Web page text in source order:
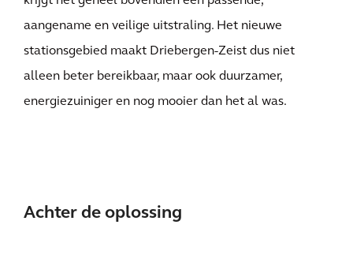
aangename en veilige uitstraling. Het nieuwe
stationsgebied maakt Driebergen-Zeist dus niet
alleen beter bereikbaar, maar ook duurzamer,
energiezuiniger en nog mooier dan het al was.
Achter de oplossing